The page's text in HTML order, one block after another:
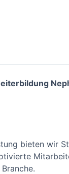
bieten wir